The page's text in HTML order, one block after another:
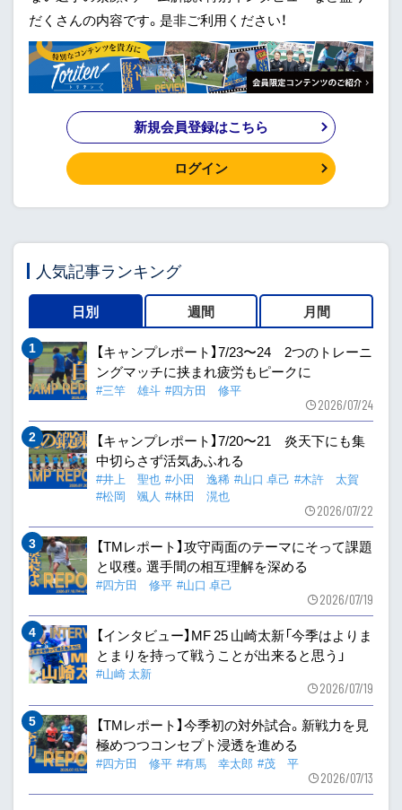
だくさんの内容です。是非ご利用ください！
新規会員登録はこちら
ログイン
人気記事ランキング
日別 週間 月間
【キャンプレポート】7/23〜24 2つのトレーニ
ングマッチに挟まれ疲労もピークに
#三竿 雄斗 #四方田 修平
2026/07/24
【キャンプレポート】7/20〜21 炎天下にも集
中切らさず活気あふれる
#井上 聖也 #小田 逸稀 #山口 卓己 #木許 太賀
#松岡 颯人 #林田 滉也
2026/07/22
【TMレポート】攻守両面のテーマにそって課題
と収穫。選手間の相互理解を深める
#四方田 修平 #山口 卓己
2026/07/19
【インタビュー】MF 25 山崎太新「今季はよりま
とまりを持って戦うことが出来ると思う」
#山崎 太新
2026/07/19
【TMレポート】今季初の対外試合。新戦力を見
極めつつコンセプト浸透を進める
#四方田 修平 #有馬 幸太郎 #茂 平
2026/07/13